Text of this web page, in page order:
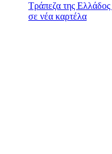
Τράπεζα της Ελλάδος
σε νέα καρτέλα